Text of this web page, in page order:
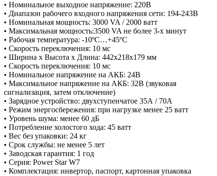
• Номинальное выходное напряжение: 220В
• Диапазон рабочего входного напряжения сети: 194-243В
• Номинальная мощность: 3000 VA / 2000 ватт
• Максимальная мощность:3500 VA не более 3-х минут
• Рабочая температура: -10ºС…+45ºС
• Скорость переключения: 10 мс
• Ширина х Высота х Длина: 442х218х179 мм
• Скорость переключения: 10 мс
• Номинальное напряжение на АКБ: 24В
• Максимальное напряжение на АКБ: 32В (звуковая
сигнализация, затем отключение)
• Зарядное устройство: двухступенчатое 35А / 70А
• Режим энергосбережения: при нагрузке менее 25 ватт
• Уровень шума: менее 60 дБ
• Потребление холостого хода: 45 ватт
• Вес без упаковки: 24 кг
• Срок службы: не менее 5 лет
• Заводская гарантия: 1 год
• Серия: Power Star W7
• Комплектация: инвертор, паспорт, картонная упаковка